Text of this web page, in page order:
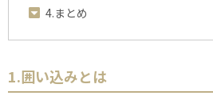
4.まとめ
1.囲い込みとは